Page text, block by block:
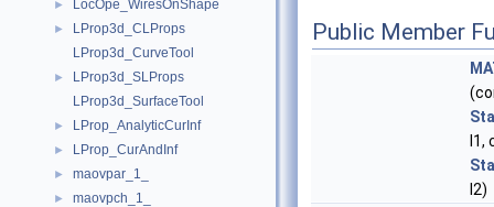
► LocOpe_WiresOnShape
►
LProp3d_CLProps
LProp3d_CurveTool
►
LProp3d_SLProps
LProp3d_SurfaceTool
► LProp_AnalyticCurInf
► LProp_CurAndInf
► maovpar_1_
► maovpch_1_
Public Member
I1,
I2)